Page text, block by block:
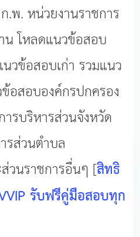
พ. หน่วยงานราชการ
น โหลดแนวข้อสอบ
วข้อสอบเก่า รวมแนว
สอบองค์กรปกครอง
รบริหารส่วนจังหวัด
รส่วนตำบล
วนราชการอื่นๆ [สิทธิ
รับฟรีคู่มือสอบทุก